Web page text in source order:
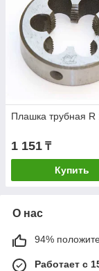
Плашка трубная R
1 151 ₸
Купить
О нас
94%
Работает с